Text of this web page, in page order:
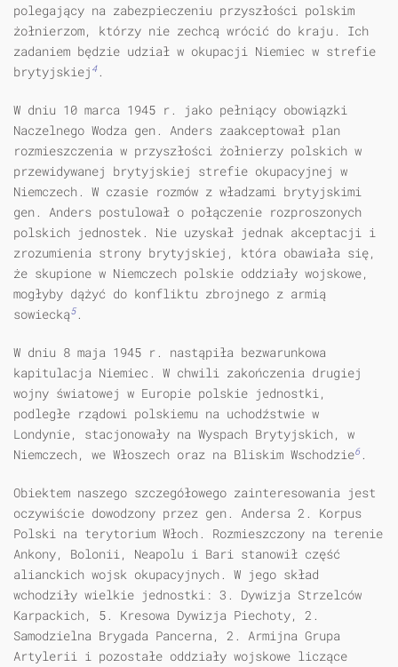
polegający na zabezpieczeniu przyszłości polskim
żołnierzom, którzy nie zechcą wrócić do kraju. Ich
zadaniem będzie udział w okupacji Niemiec w strefie
brytyjskiej 4.
W dniu 10 marca 1945 r. jako pełniący obowiązki
Naczelnego Wodza gen. Anders zaakceptował plan
rozmieszczenia w przyszłości żołnierzy polskich w
przewidywanej brytyjskiej strefie okupacyjnej w
Niemczech. W czasie roz­mów z władzami brytyjskimi
gen. Anders postulował o połączenie rozproszo­nych
polskich jednostek. Nie uzyskał jednak akceptacji i
zrozumienia strony brytyjskiej, która obawiała się,
że skupione w Niemczech polskie oddziały wojskowe,
mogłyby dążyć do konfliktu zbrojnego z armią
sowiecką5.
W dniu 8 maja 1945 r. nastąpiła bezwarunkowa
kapitulacja Niemiec. W chwili zakończenia drugiej
wojny światowej w Europie polskie jednostki,
podległe rządowi polskiemu na uchodźstwie w
Londynie, stacjonowały na Wy­spach Brytyjskich, w
Niemczech, we Włoszech oraz na Bliskim Wschodzie6 .
Obiektem naszego szczegółowego zainteresowania jest
oczywiście dowo­dzony przez gen. Andersa 2. Korpus
Polski na terytorium Włoch. Rozmiesz­czony na terenie
Ankony, Bolonii, Neapolu i Bari stanowił część
alianckich wojsk okupacyjnych. W jego skład
wchodziły wielkie jednostki: 3. Dywizja Strzelców
Karpackich, 5. Kresowa Dywizja Piechoty, 2.
Samodzielna Brygada Pancerna, 2. Armijna Grupa
Artylerii i pozostałe oddziały wojskowe liczące